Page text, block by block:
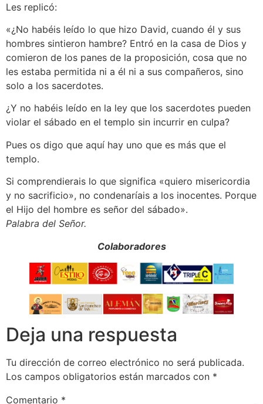
Les replicó:
«¿No habéis leído lo que hizo David, cuando él y sus
hombres sintieron hambre? Entró en la casa de Dios y
comieron de los panes de la proposición, cosa que no
les estaba permitida ni a él ni a sus compañeros, sino
solo a los sacerdotes.
¿Y no habéis leído en la ley que los sacerdotes pueden
violar el sábado en el templo sin incurrir en culpa?
Pues os digo que aquí hay uno que es más que el
templo.
Si comprendierais lo que significa «quiero misericordia
y no sacrificio», no condenaríais a los inocentes. Porque
el Hijo del hombre es señor del sábado».
Palabra del Señor.
Colaboradores
Deja una respuesta
Tu dirección de correo electrónico no será publicada.
Los campos obligatorios están marcados con *
Comentario *